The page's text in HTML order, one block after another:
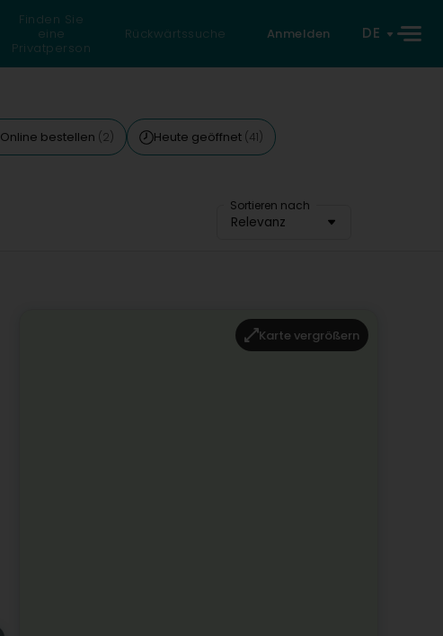
Finden Sie
eine
Privatperson
Rückwärtssuche Anmelden DE
Online bestellen (2) Heute geöffnet (41)
Sortieren nach
Relevanz
Karte vergrößern